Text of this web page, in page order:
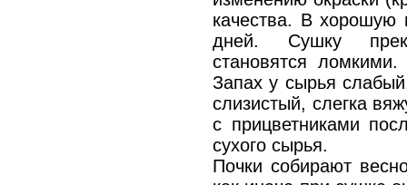
качества. В хорошую
дней. Сушку
становятся
Запах у сырья
слизистый, слегка
с прицветниками
сухого сырья.
Почки собирают